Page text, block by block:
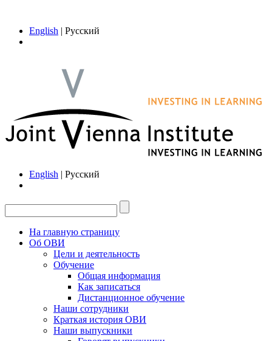
English | Русский
English | Русский
На главную страницу
Об ОВИ
Цели и деятельность
Обучение
Общая информация
Как записаться
Дистанционное обучение
Наши сотрудники
Краткая история ОВИ
Наши выпускники